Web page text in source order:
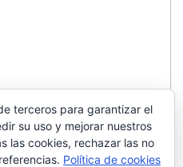
terceros para garantizar el
su uso y mejorar nuestros
las cookies, rechazar las no
Política de cookies